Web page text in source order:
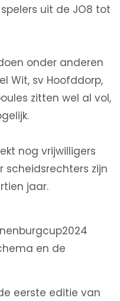
uit de JO8 tot
onder anderen
Wit, sv Hoofddorp,
zitten wel al vol,
nog vrijwilligers
scheidsrechters zijn
jaar.
en de
eerste editie van